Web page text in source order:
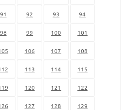
91 92 93 94
98 99 100 101
106 107 108
113 114 115
120 121 122
127 128 129